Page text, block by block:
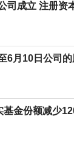
司成立 注册资
6月10日公司
金份额减少